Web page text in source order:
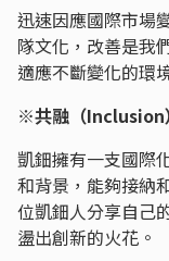
迅速因應國際市場
隊文化，改善是我
適應不斷變化的環
※共融（Inclusion）
凱鈿擁有一支國際
和背景，能夠接納
位凱鈿人分享自己
盪出創新的火花。